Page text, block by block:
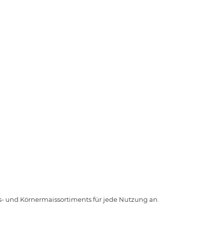
und Körnermaissortiments für jede Nutzung an.